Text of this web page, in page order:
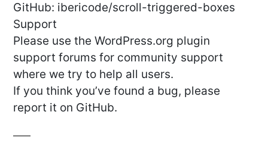
GitHub: ibericode/scroll-triggered-boxes
Support
Please use the WordPress.org plugin
support forums for community support
where we try to help all users.
If you think you’ve found a bug, please
report it on GitHub.